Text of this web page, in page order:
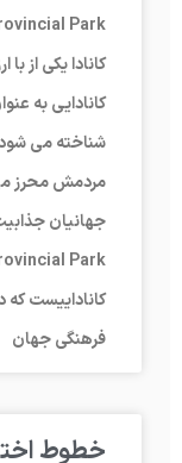
کانادا یکی از
کانادایی به
شناخته می ­شود.
مردمش محرز می­
کاناداییست که
فرهنگی جهان
خطوط